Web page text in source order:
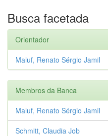
Busca facetada
Orientador
Maluf, Renato Sérgio Jamil
Membros da Banca
Maluf, Renato Sérgio Jamil
Schmitt, Claudia Job